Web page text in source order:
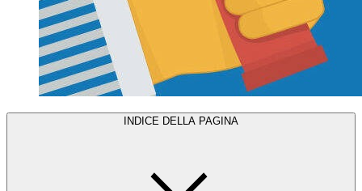
INDICE DELLA PAGINA